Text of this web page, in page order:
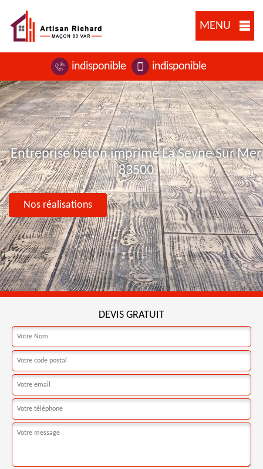
MENU
indisponible indisponible
Entreprise béton imprimé La Seyne Sur Mer
83500
Nos réalisations
DEVIS GRATUIT